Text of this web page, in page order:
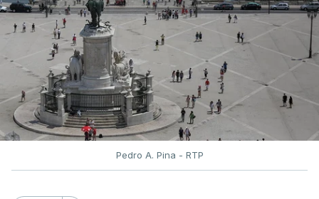
realizadas durante a 1.ª fase, os resultados só
serão disponibilizados às escolas hoje, mas o MECI
assegurou que as pautas serão afixadas durante a
tarde.
A tutela justificou a demora no processo de
reapreciações com o "elevado número de
pedidos", que este ano ultrapassou os 20 mil,
Pedro A. Pina - RTP